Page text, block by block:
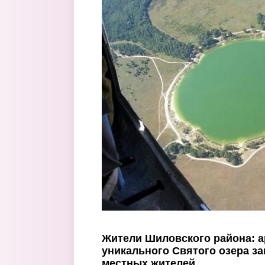
Перейти к основному содержанию
Жители Шиловского района:
уникального Святого озера